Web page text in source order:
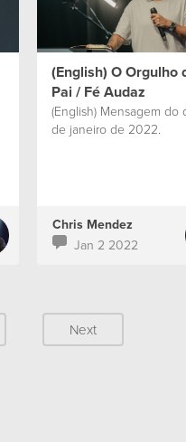
(English) O Orgulho
Pai / Fé Audaz
(English) Mensagem do
de janeiro de 2022.
Chris Mendez
Jan 2 2022
Next